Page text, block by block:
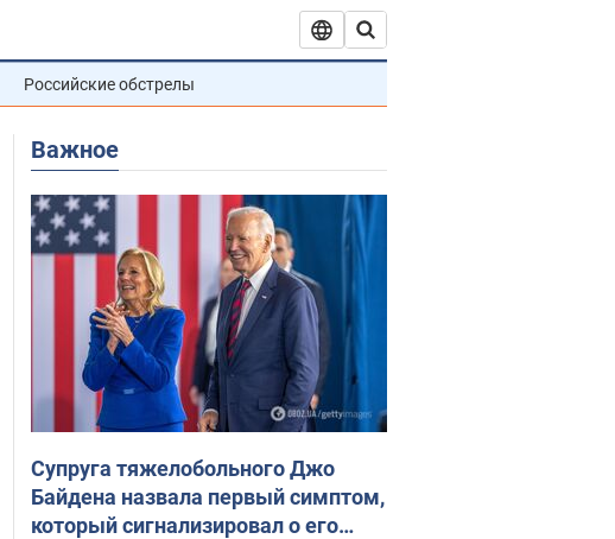
Российские обстрелы
Важное
Супруга тяжелобольного Джо
Байдена назвала первый симптом,
который сигнализировал о его